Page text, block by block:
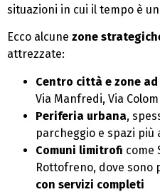
situazioni in cui il tempo è
Ecco alcune zone
attrezzate:
Centro città e zone
Via Manfredi, Via
Periferia urbana,
parcheggio e spazi più
Comuni limitrofi come
Rottofreno, dove sono
con servizi completi